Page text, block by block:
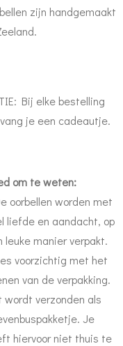
zijn handgemaakt
Bij elke bestelling
je een cadeautje.
om te weten:
oorbellen worden met
liefde en aandacht, op
leuke manier verpakt.
voorzichtig met het
van de verpakking.
wordt verzonden als
Je
hiervoor niet thuis te